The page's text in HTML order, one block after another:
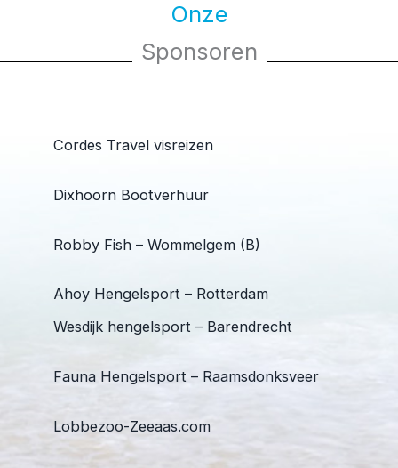
Onze
Sponsoren
Cordes Travel visreizen
Dixhoorn Bootverhuur
Robby Fish – Wommelgem (B)
Ahoy Hengelsport – Rotterdam
Wesdijk hengelsport – Barendrecht
Fauna Hengelsport – Raamsdonksveer
Lobbezoo-Zeeaas.com